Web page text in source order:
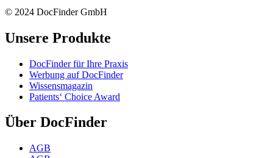
© 2024 DocFinder GmbH
Unsere Produkte
DocFinder für Ihre Praxis
Werbung auf DocFinder
Wissensmagazin
Patients‘ Choice Award
Über DocFinder
AGB